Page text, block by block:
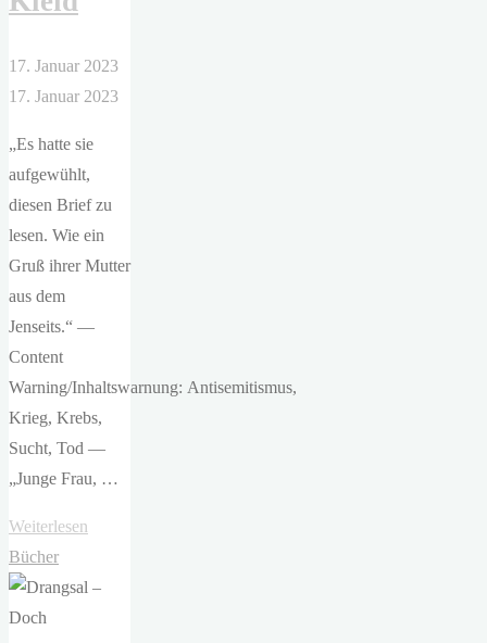
17. Januar 2023
17. Januar 2023
„Es hatte sie
aufgewühlt,
diesen Brief zu
lesen. Wie ein
Gruß ihrer Mutter
aus dem
Jenseits.“ —
Content
Warning/Inhaltswarnung: Antisemitismus,
Krieg, Krebs,
Sucht, Tod —
„Junge Frau, …
Weiterlesen
–
Bücher